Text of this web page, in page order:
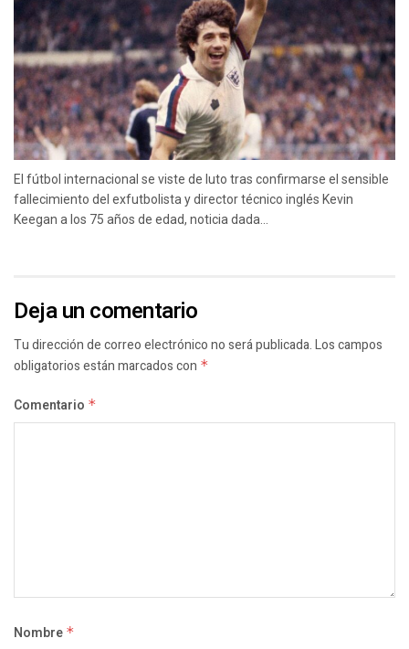
El fútbol internacional se viste de luto tras confirmarse el sensible
fallecimiento del exfutbolista y director técnico inglés Kevin
Keegan a los 75 años de edad, noticia dada...
Deja un comentario
Tu dirección de correo electrónico no será publicada.Los campos
obligatorios están marcados con *
Comentario *
Nombre *